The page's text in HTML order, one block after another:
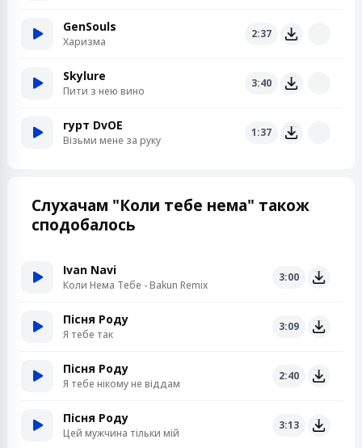
GenSouls
Харизма
2:37
Skylure
Пити з нею вино
3:40
гурт DvOE
Візьми мене за руку
1:37
Слухачам "Коли тебе нема" також
сподобалось
Ivan Navi
Коли Нема Тебе - Bakun Remix
3:00
Пісня Роду
Я тебе так
3:09
Пісня Роду
Я тебе нікому не віддам
2:40
Пісня Роду
Цей мужчина тільки мій
3:13